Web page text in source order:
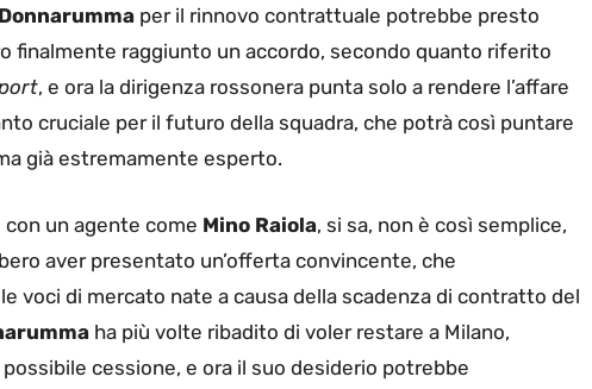
Donnarumma per il rinnovo contrattuale potrebbe presto
finalmente raggiunto un accordo, secondo quanto riferito
, e ora la dirigenza rossonera punta solo a rendere l’affare
cruciale per il futuro della squadra, che potrà così puntare
già estremamente esperto.
un agente come Mino Raiola, si sa, non è così semplice,
aver presentato un’offerta convincente, che
voci di mercato nate a causa della scadenza di contratto del
ha più volte ribadito di voler restare a Milano,
cessione, e ora il suo desiderio potrebbe